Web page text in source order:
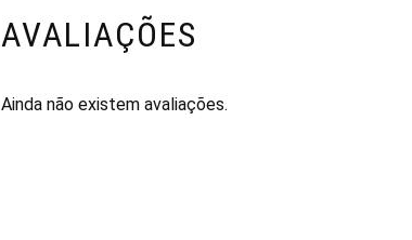
AVALIAÇÕES
Ainda não existem avaliações.